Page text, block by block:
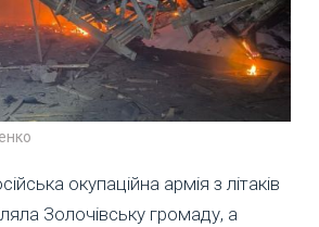
окупаційна армія з літаків
Золочівську громаду, а